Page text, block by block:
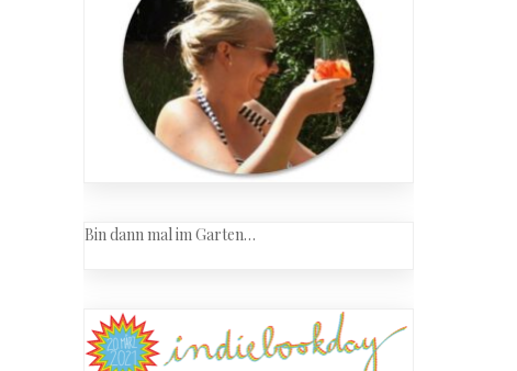
Bin dann mal im Garten…